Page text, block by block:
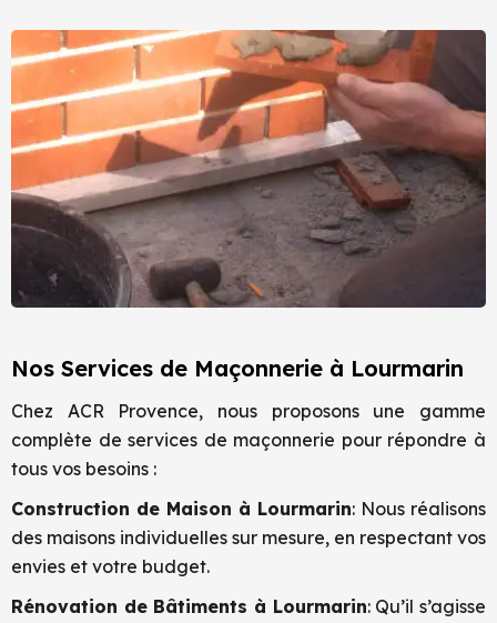
Nos Services de Maçonnerie à Lourmarin
Chez ACR Provence, nous proposons une gamme
complète de services de maçonnerie pour répondre à
tous vos besoins :
Construction de Maison à Lourmarin: Nous réalisons
des maisons individuelles sur mesure, en respectant vos
envies et votre budget.
Rénovation de Bâtiments à Lourmarin: Qu’il s’agisse